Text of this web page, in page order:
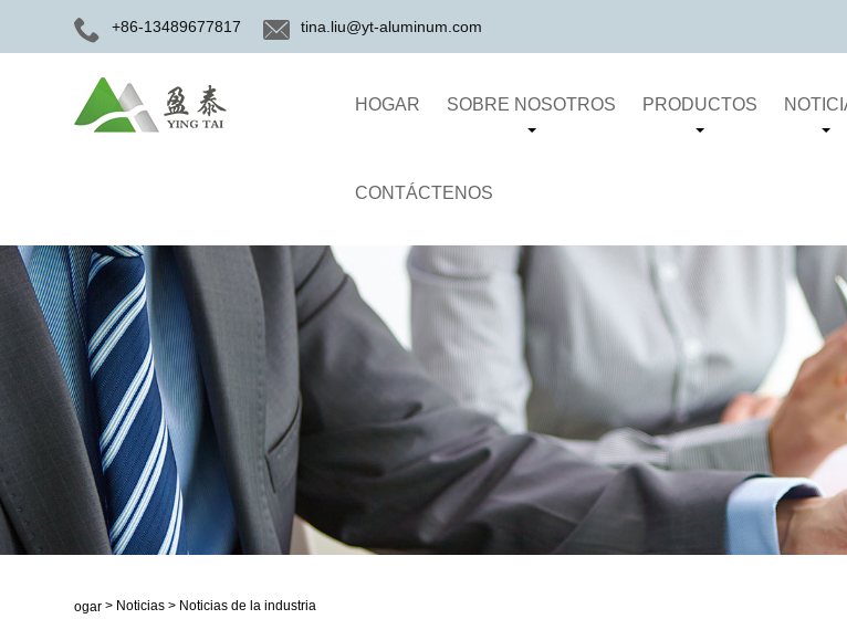
+86-13489677817 tina.liu@yt-aluminum.com
HOGAR SOBRE NOSOTROS PRODUCTOS
CONTÁCTENOS
Hogar > Noticias > Noticias de la industria